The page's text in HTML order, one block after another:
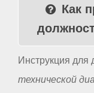
Как
Инструкция для
технической